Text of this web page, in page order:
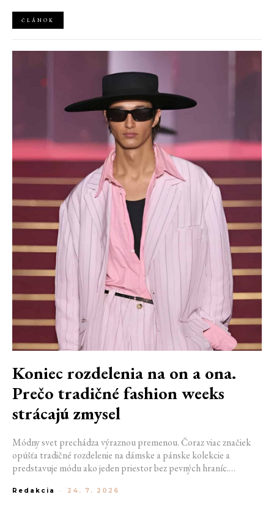
jeden druhého a vďaka veľkolepej ballroom scéne mali aj ľudia na
okraji spoločnosti priestor zažiariť na mólach. Ako sa queer
ČLÁNOK
Koniec rozdelenia na on a ona.
Prečo tradičné fashion weeks
strácajú zmysel
Módny svet prechádza výraznou premenou. Čoraz viac značiek
opúšťa tradičné rozdelenie na dámske a pánske kolekcie a
predstavuje módu ako jeden priestor bez pevných hraníc.
udržateľnosť naznačujú, že klasické týždne módy môžu čoskoro
Redakcia - 24. 7. 2026